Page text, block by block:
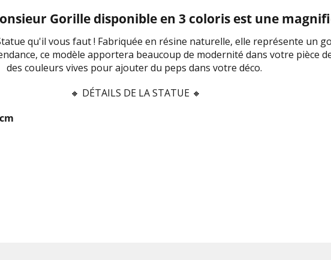
Gorille disponible en 3 coloris est une
qu'il vous faut ! Fabriquée en résine naturelle, elle représente un
ce modèle apportera beaucoup de modernité dans votre pièce
des couleurs vives pour ajouter du peps dans votre déco.
🔸 DÉTAILS DE LA STATUE 🔸